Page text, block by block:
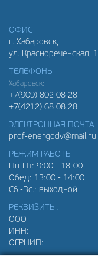
ОФИС
г. Хабаровск,
ул. Краснореченская,
ТЕЛЕФОНЫ
Хабаровск:
+7(909) 802 08 28
+7(4212) 68 08 28
ЭЛЕКТРОННАЯ ПОЧТА
prof-energodv@mail.ru
РЕЖИМ РАБОТЫ
Пн-Пт: 9:00 - 18-00
Обед: 13:00 - 14:00
Сб.-Вс.: выходной
РЕКВИЗИТЫ:
ООО
ИНН:
ОГРНИП: